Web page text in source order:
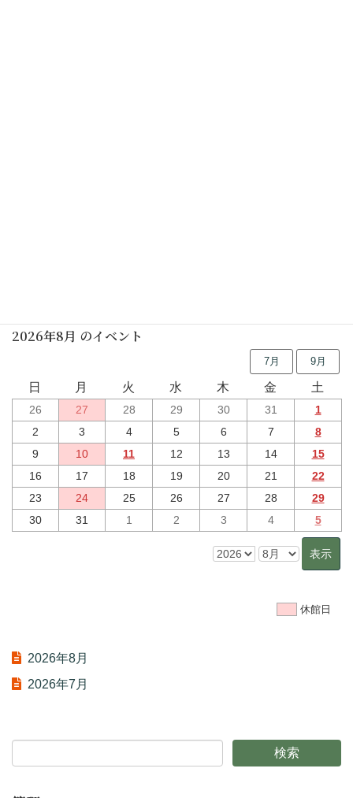
2026年8月 のイベント
7月 9月
日 月 火 水 木 金 土
26 27 28 29 30 31
1
2
3 4 5 6 7
8
9
10 11 12 13 14
15
16
17 18 19 20 21
22
23
24 25 26 27 28
29
30
31 1 2 3 4 5
休館日
2026年8月
2026年7月